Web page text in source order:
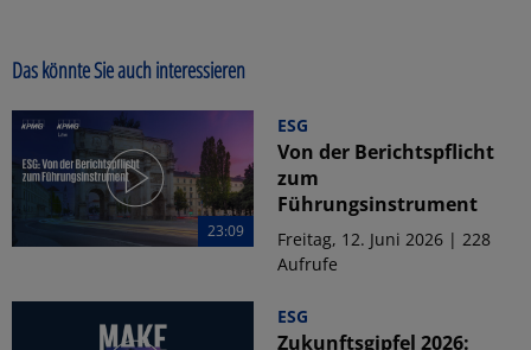
Das könnte Sie auch interessieren
23:09
ESG
Von der Berichtspflicht
zum
Führungsinstrument
Freitag, 12. Juni 2026 | 228
Aufrufe
ESG
Zukunftsgipfel 2026: